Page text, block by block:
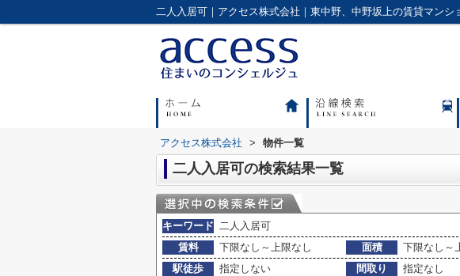
二人入居可｜アクセス株式会社｜東中野、中野坂上の賃貸マンシ
アクセス株式会社 > 物件一覧
二人入居可の検索結果一覧
キーワード 二人入居可
賃料
下限なし～上限なし 面積 下限なし～
駅徒歩
指定しない 間取り
指定なし